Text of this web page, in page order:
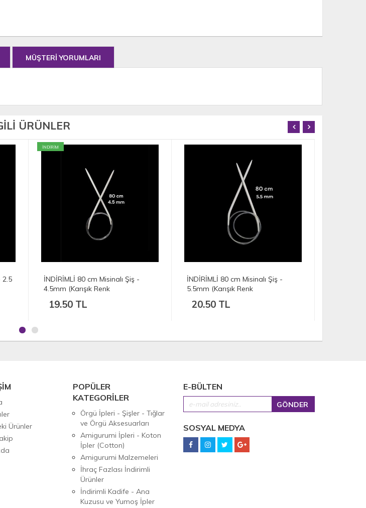
MÜŞTERİ YORUMLARI
ÜRÜNLER
İNDİRİMLİ 80 cm Misinalı Şiş -
4.5mm (Karışık Renk
19.50 TL
İNDİRİMLİ 80 cm Misinalı Şiş -
5.5mm (Karışık Renk
20.50 TL
Ürünler
POPÜLER
KATEGORİLER
Örgü İpleri - Şişler - Tığlar
ve Örgü Aksesuarları
Amigurumi İpleri - Koton
İpler (Cotton)
Amigurumi Malzemeleri
İhraç Fazlası İndirimli
Ürünler
İndirimli Kadife - Ana
Kuzusu ve Yumoş İpler
E-BÜLTEN
SOSYAL MEDYA